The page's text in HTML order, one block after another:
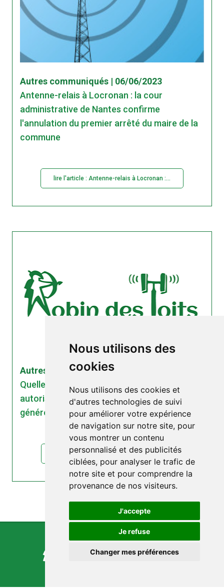
Nous utilisons des
cookies
Nous utilisons des cookies et
d'autres technologies de suivi
pour améliorer votre expérience
de navigation sur notre site, pour
vous montrer un contenu
personnalisé et des publicités
ciblées, pour analyser le trafic de
notre site et pour comprendre la
provenance de nos visiteurs.
J'accepte
Je refuse
Changer mes préférences
Autres communiqués | 06/06/2023
Antenne-relais à Locronan : la cour
administrative de Nantes confirme
l'annulation du premier arrêté du maire de la
commune
lire l'article : Antenne-relais à Locronan :...
Autres communiqués | 23/04/2023
Quelle est la responsabilité du maire qui
autorise une installation d’antenne 5G qui
générerait des risques ?
lire l'article : Quelle est la responsabilité...